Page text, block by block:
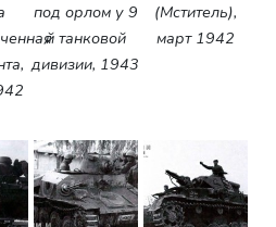
под орлом у 9
й танковой
дивизии, 1943
(Мститель),
март 1942